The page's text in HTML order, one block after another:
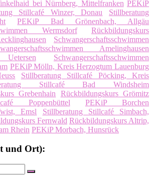
bei Nürnberg, Mittelfranken PEKiP
Stillcafé Winzer, Donau
Stillberatung
PEKiP Bad Grönenbach, Allgäu
Wermsdorf
Rückbildungskurs
Schwangerschaftsschwimmen
Amelinghausen
Schwangerschaftsschwimmen
PEKiP Mölln, Kreis Herzogtum Lauenburg
Stillberatung Stillcafé Pöcking, Kreis
Stillcafé Bad Windsheim
Grebenhain
Rückbildungskurs Grömitz
Poppenbüttel
PEKiP Borchen
Emsl
Stillberatung Stillcafé Simbach,
Fernwald Rückbildungskurs Altrip,
Rhein PEKiP Morbach, Hunsrück
und Ort):
Suchen